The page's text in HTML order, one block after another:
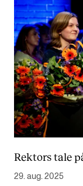
Låne utstyr
PRAKTISK
Canvas
IT og digitale
Sibelius –
Rektors tale
29. aug. 2025